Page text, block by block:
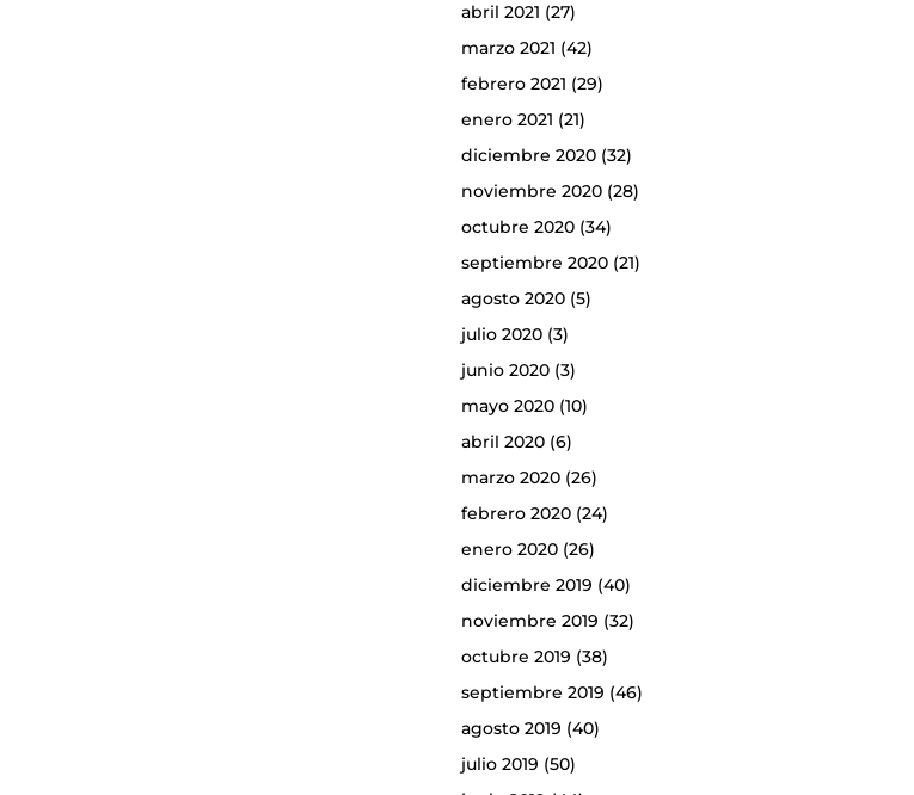
abril 2021 (27)
marzo 2021 (42)
febrero 2021 (29)
enero 2021 (21)
diciembre 2020(32)
noviembre 2020(28)
octubre 2020(34)
septiembre 2020(21)
agosto 2020(5)
julio 2020(3)
junio 2020(3)
mayo 2020(10)
abril 2020(6)
marzo 2020(26)
febrero 2020(24)
enero 2020(26)
diciembre 2019 (40)
noviembre 2019 (32)
octubre 2019 (38)
septiembre 2019 (46)
agosto 2019 (40)
julio 2019 (50)